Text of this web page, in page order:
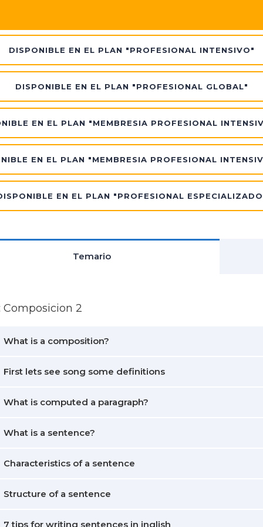
DISPONIBLE EN EL PLAN "PROFESIONAL INTENSIVO"
DISPONIBLE EN EL PLAN "PROFESIONAL GLOBAL"
EN EL PLAN "MEMBRESIA PROFESIONAL
EN EL PLAN "MEMBRESIA PROFESIONAL
EN EL PLAN "PROFESIONAL
Temario
Composicion 2
What is a composition?
First lets see song some definitions
What is computed a paragraph?
What is a sentence?
Characteristics of a sentence
Structure of a sentence
7 tips for writing sentences in inglish